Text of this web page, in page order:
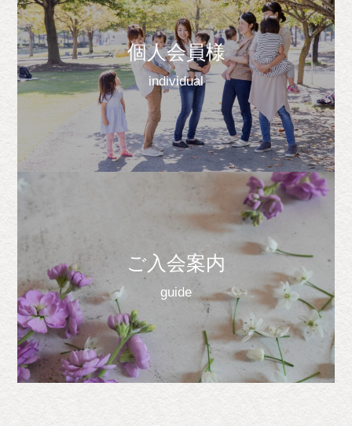
個人会員様
individual
ご入会案内
guide